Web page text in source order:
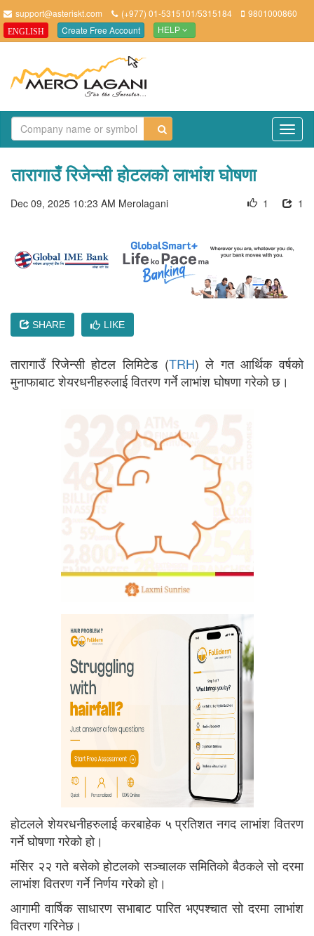
support@asteriskt.com (+977) 01-5315101/5315184 9801000860
ENGLISH Create Free Account HELP
तारागाउँ रिजेन्सी होटलको लाभांश घोषणा
Dec 09, 2025 10:23 AM Merolagani 1
1
SHARE LIKE
तारागाउँ रिजेन्सी होटल लिमिटेड (TRH) ले गत आर्थिक वर्षको
मुनाफाबाट शेयरधनीहरुलाई वितरण गर्ने लाभांश घोषणा गरेको छ।
होटलले शेयरधनीहरुलाई करबाहेक ५ प्रतिशत नगद लाभांश वितरण
गर्ने घोषणा गरेको हो।
मंसिर २२ गते बसेको होटलको सञ्चालक समितिको बैठकले सो दरमा
लाभांश वितरण गर्ने निर्णय गरेको हो।
आगामी वार्षिक साधारण सभाबाट पारित भएपश्चात सो दरमा लाभांश
वितरण गरिनेछ।